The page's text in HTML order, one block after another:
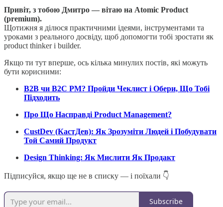
Привіт, з тобою Дмитро — вітаю на Atomic Product
(premium).
Щотижня я ділюся практичними ідеями, інструментами та
уроками з реального досвіду, щоб допомогти тобі зростати як
product thinker і builder.
Якщо ти тут вперше, ось кілька минулих постів, які можуть
бути корисними:
B2B чи B2C PM? Пройди Чеклист і Обери, Що Тобі
Підходить
Про Що Насправді Product Management?
CustDev (КастДев): Як Зрозуміти Людей і Побудувати
Той Самий Продукт
Design Thinking: Як Мислити Як Продакт
Підписуйся, якщо ще не в списку — і поїхали 👇
Subscribe